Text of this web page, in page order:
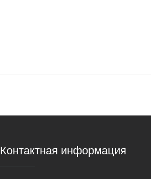
Контактная информация